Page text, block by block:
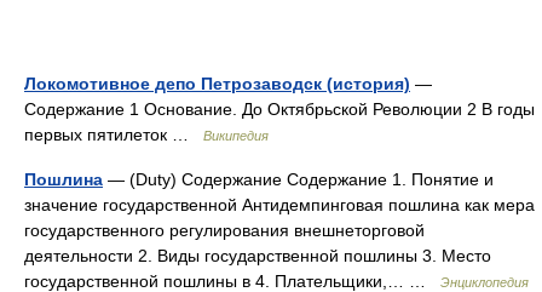
Локомотивное депо Петрозаводск (история) —
Содержание 1 Основание. До Октябрьской Революции 2 В годы
первых пятилеток …
Википедия
Пошлина — (Duty) Содержание Содержание 1. Понятие и
значение государственной Антидемпинговая пошлина как мера
государственного регулирования внешнеторговой
деятельности 2. Виды государственной пошлины 3. Место
государственной пошлины в 4. Плательщики,… …
Энциклопедия